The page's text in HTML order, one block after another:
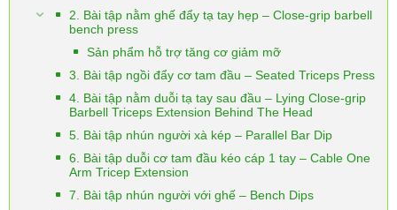
2. Bài tập nằm ghế đẩy tạ tay hẹp – Close-grip barbell
bench press
Sản phẩm hỗ trợ tăng cơ giảm mỡ
3. Bài tập ngồi đẩy cơ tam đầu – Seated Triceps Press
4. Bài tập nằm duỗi tạ tay sau đầu – Lying Close-grip
Barbell Triceps Extension Behind The Head
5. Bài tập nhún người xà kép – Parallel Bar Dip
6. Bài tập duỗi cơ tam đầu kéo cáp 1 tay – Cable One
Arm Tricep Extension
7. Bài tập nhún người với ghế – Bench Dips